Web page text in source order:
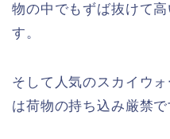
物の中でもずば抜けて
す。
そして人気のスカイウ
は荷物の持ち込み厳禁で